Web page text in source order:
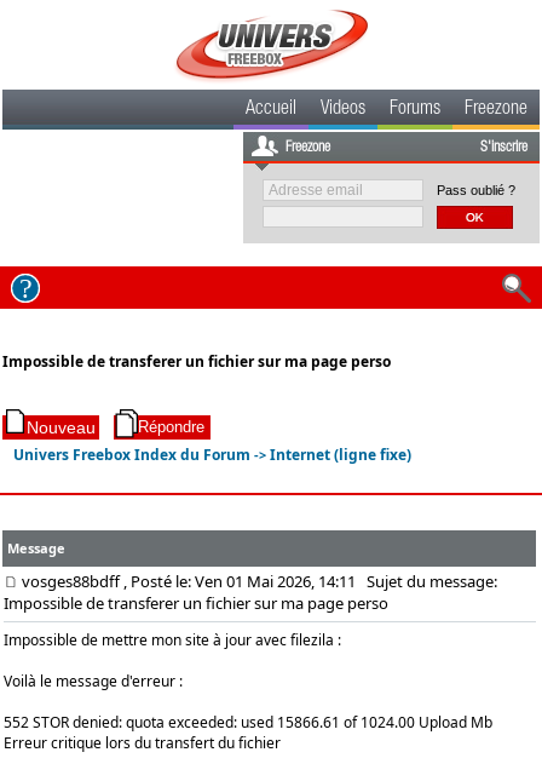
Accueil Videos Forums Freezone
Freezone S'inscrire
Pass oublié ?
Impossible de transferer un fichier sur ma page perso
Univers Freebox Index du Forum ->Internet (ligne fixe)
Message
vosges88bdff, Posté le: Ven 01 Mai 2026, 14:11
Sujet du message:
Impossible de transferer un fichier sur ma page perso
Impossible de mettre mon site à jour avec filezila :
Voilà le message d'erreur :
552 STOR denied: quota exceeded: used 15866.61 of 1024.00 Upload Mb
Erreur critique lors du transfert du fichier